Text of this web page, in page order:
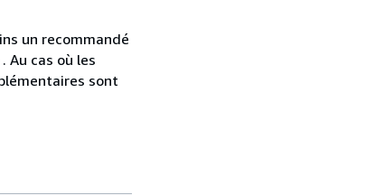
un recommandé
cas où les
sont